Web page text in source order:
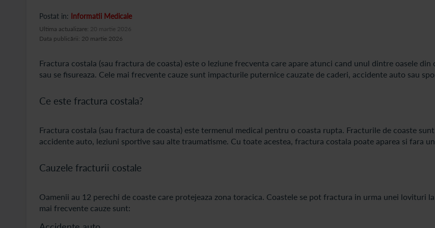
Postat in: Informatii Medicale
Data publicării: 20 martie 2026
Ultima actualizare: 20 martie 2026
Fractura costala (sau fractura de coasta) este o leziune frecventa care apare atunci cand unul dintre oasele
sau se fisureaza. Cele mai frecvente cauze sunt impacturile puternice cauzate de caderi, accidente auto sau
Ce este fractura costala?
Fractura costala (sau fractura de coasta) este termenul medical pentru o coasta rupta. Fracturile de coaste
accidente auto, leziuni sportive sau alte traumatisme. Cu toate acestea, fractura costala poate aparea si fara
Cauzele fracturii costale
Oamenii au 12 perechi de coaste care protejeaza zona toracica. Coastele se pot fractura in urma unei lovituri
mai frecvente cauze sunt: